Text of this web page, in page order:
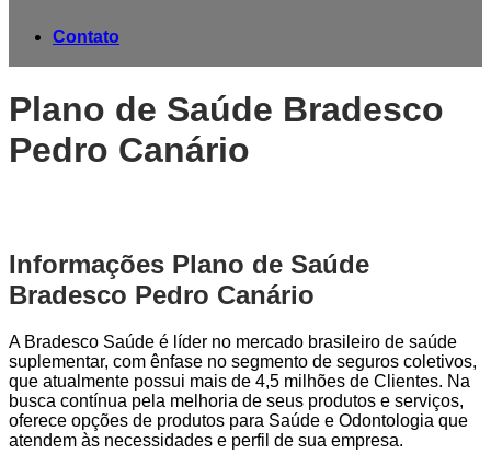
Contato
Plano de Saúde Bradesco
Pedro Canário
Informações Plano de Saúde
Bradesco Pedro Canário
A Bradesco Saúde é líder no mercado brasileiro de saúde
suplementar, com ênfase no segmento de seguros coletivos,
que atualmente possui mais de 4,5 milhões de Clientes. Na
busca contínua pela melhoria de seus produtos e serviços,
oferece opções de produtos para Saúde e Odontologia que
atendem às necessidades e perfil de sua empresa.